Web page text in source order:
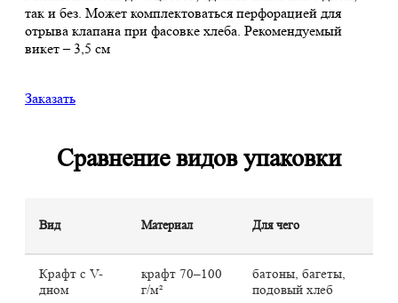
так и без. Может комплектоваться перфорацией для
отрыва клапана при фасовке хлеба. Рекомендуемый
викет – 3,5 см
Заказать
Сравнение видов упаковки
Вид Материал Для чего
Крафт с V-
дном
крафт 70–100
г/м²
батоны, багеты,
подовый хлеб